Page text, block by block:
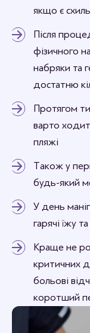
якщо є
Після
фізичного
набряки та
достатню
Протягом
варто
пляжі
Також у
будь-який
У день
гарячі їжу
Краще не
критичних
больові
коротший